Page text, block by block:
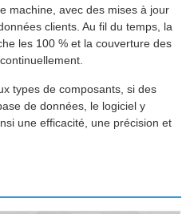
machine, avec des mises à jour
clients. Au fil du temps, la
les 100 % et la couverture des
types de composants, si des
de données, le logiciel y
une efficacité, une précision et